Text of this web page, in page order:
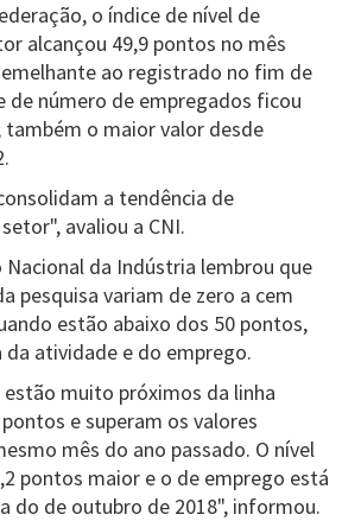
o índice de nível de
alcançou 49,9 pontos no mês
ao registrado no fim de
de número de empregados ficou
também o maior valor desde
a tendência de
avaliou a CNI.
Nacional da Indústria lembrou que
pesquisa variam de zero a cem
estão abaixo dos 50 pontos,
atividade e do emprego.
estão muito próximos da linha
e superam os valores
mês do ano passado. O nível
pontos maior e o de emprego está
do de outubro de 2018", informou.